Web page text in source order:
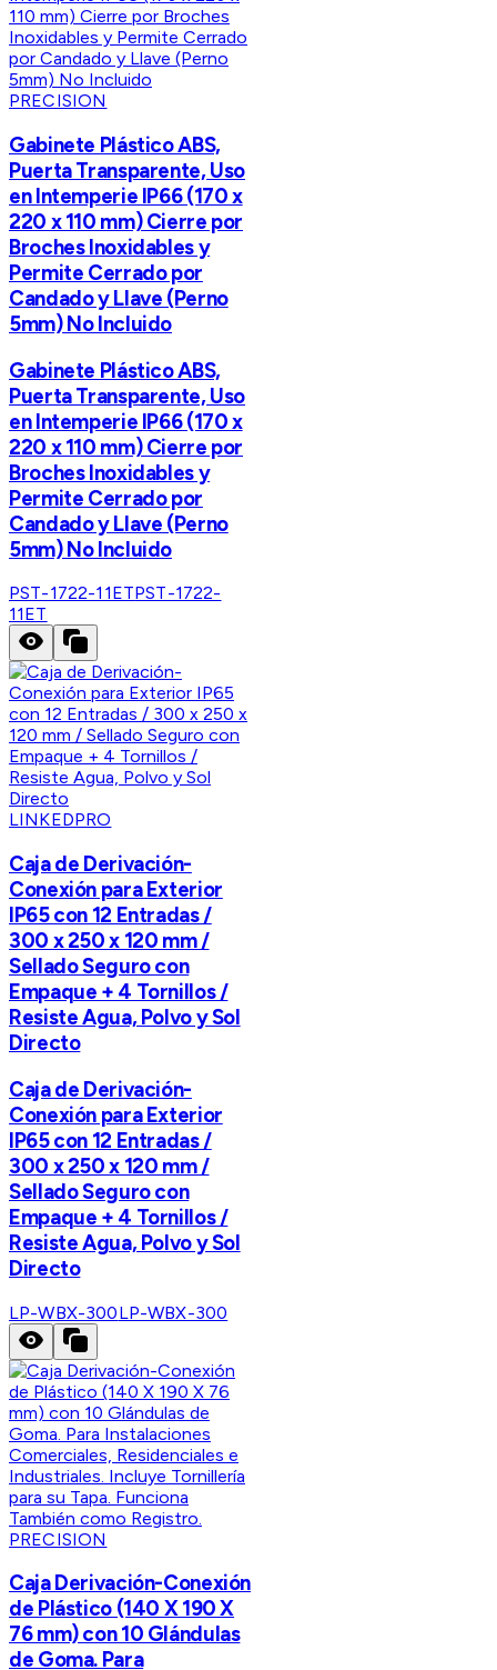
PRECISION
Gabinete Plástico ABS,
Puerta Transparente, Uso
en Intemperie IP66 (170 x
220 x 110 mm) Cierre por
Broches Inoxidables y
Permite Cerrado por
Candado y Llave (Perno
5mm) No Incluido
Gabinete Plástico ABS,
Puerta Transparente, Uso
en Intemperie IP66 (170 x
220 x 110 mm) Cierre por
Broches Inoxidables y
Permite Cerrado por
Candado y Llave (Perno
5mm) No Incluido
PST-1722-11ETPST-1722-
11ET
LINKEDPRO
Caja de Derivación-
Conexión para Exterior
IP65 con 12 Entradas /
300 x 250 x 120 mm /
Sellado Seguro con
Empaque + 4 Tornillos /
Resiste Agua, Polvo y Sol
Directo
Caja de Derivación-
Conexión para Exterior
IP65 con 12 Entradas /
300 x 250 x 120 mm /
Sellado Seguro con
Empaque + 4 Tornillos /
Resiste Agua, Polvo y Sol
Directo
LP-WBX-300LP-WBX-300
PRECISION
Caja Derivación-Conexión
de Plástico (140 X 190 X
76 mm) con 10 Glándulas
de Goma. Para